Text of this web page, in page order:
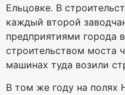
Ельцовке. В
каждый второй
предприятиями города
строительством моста
машинах туда возили
В том же году на полях